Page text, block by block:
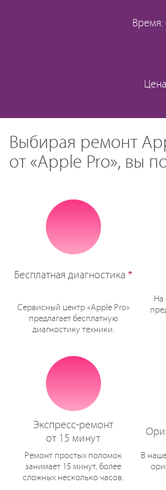
Время:
Выбирая ремонт
от «Apple Pro», вы
Бесплатная диагностика *
Сервисный центр «Apple Pro»
предлагает бесплатную
диагностику техники.
На
Экспресс-ремонт
от 15 минут
Ремонт простых поломок
занимает 15 минут, более
сложных несколько часов.
В